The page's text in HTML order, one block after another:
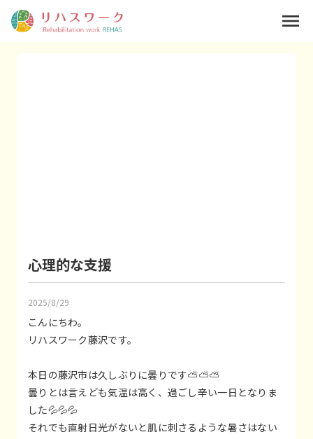
心理的な支援
2025/8/29
こんにちわ。
リハスワーク藤沢です。
本日の藤沢市は久しぶりに曇りです⛅⛅⛅
曇りとは言えども気温は高く、過ごし辛い一日となりま
した💦💦💦
それでも直射日光がないと肌に刺さるような暑さはない
menu